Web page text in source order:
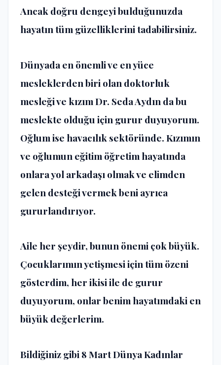
Ancak doğru dengeyi bulduğunuzda
hayatın tüm güzelliklerini tadabilirsiniz.
Dünyada en önemli ve en yüce
mesleklerden biri olan doktorluk
mesleği ve kızım Dr. Seda Aydın da bu
meslekte olduğu için gurur duyuyorum.
Oğlum ise havacılık sektöründe. Kızımın
ve oğlumun eğitim öğretim hayatında
onlara yol arkadaşı olmak ve elimden
gelen desteği vermek beni ayrıca
gururlandırıyor.
Aile her şeydir, bunun önemi çok büyük.
Çocuklarımın yetişmesi için tüm özeni
gösterdim, her ikisi ile de gurur
duyuyorum, onlar benim hayatımdaki en
büyük değerlerim.
Bildiğiniz gibi 8 Mart Dünya Kadınlar